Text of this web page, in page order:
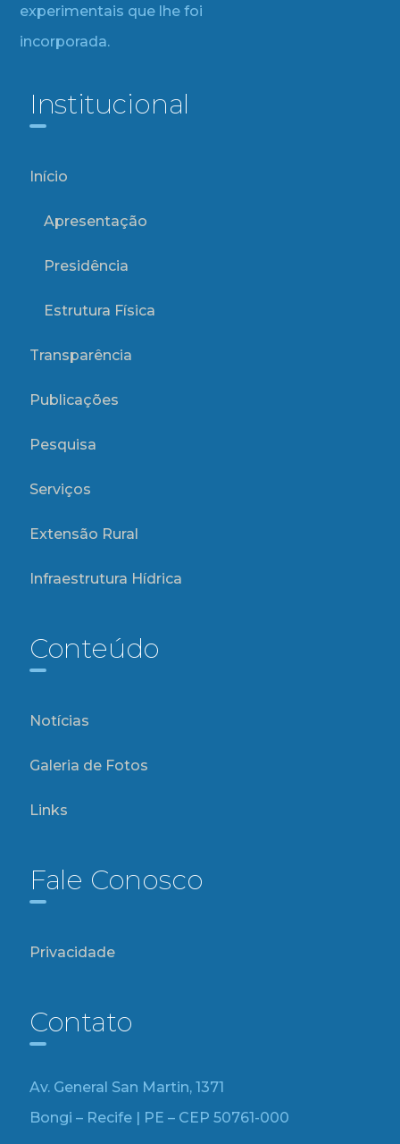
experimentais que lhe foi
incorporada.
Institucional
Início
Apresentação
Presidência
Estrutura Física
Transparência
Publicações
Pesquisa
Serviços
Extensão Rural
Infraestrutura Hídrica
Conteúdo
Notícias
Galeria de Fotos
Links
Fale Conosco
Privacidade
Contato
Av. General San Martin, 1371
Bongi – Recife | PE – CEP 50761-000